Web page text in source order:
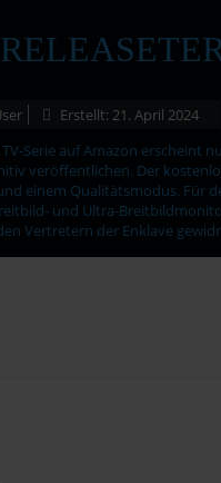
Erstellt: 21. April 2024
Serie auf Amazon erscheint
veröffentlichen. Der
einem Qualitätsmodus. Für
und Ultra-
Vertretern der Enklave